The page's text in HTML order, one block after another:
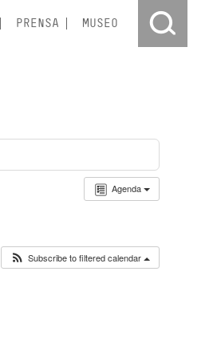
PRENSA MUSEO
Agenda
Subscribe to filtered calendar